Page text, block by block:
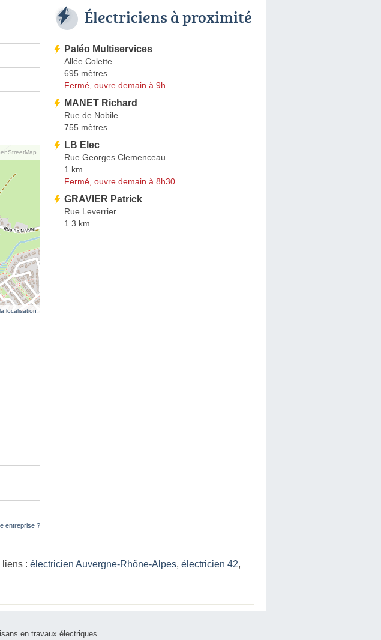
localisation
entreprise ?
Électriciens à proximité
Paléo Multiservices
Allée Colette
695 mètres
Fermé, ouvre demain à 9h
MANET Richard
Rue de Nobile
755 mètres
LB Elec
Rue Georges Clemenceau
1 km
Fermé, ouvre demain à 8h30
GRAVIER Patrick
Rue Leverrier
1.3 km
liens : électricien Auvergne-Rhône-Alpes, électricien 42,
en travaux électriques.